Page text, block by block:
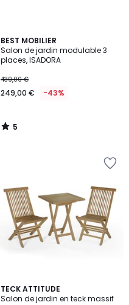
BEST MOBILIER
Salon de jardin modulable 3
places, ISADORA
439,00 €
249,00 € -43%
5
/
5
5
/
TECK ATTITUDE
Salon de jardin en teck massif